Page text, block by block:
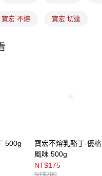
NT$2,500(含以上)免運費
寶宏 不熔 寶宏 切達
500g
寶宏不熔乳酪丁-優格
風味 500g
NT$175
NT$200